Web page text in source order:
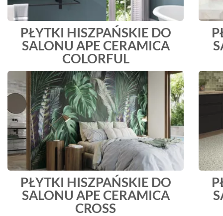
PŁYTKI HISZPAŃSKIE DO
SALONU APE CERAMICA
COLORFUL
PŁYTKI HISZPAŃSKIE DO
SALONU APE CERAMICA
CROSS